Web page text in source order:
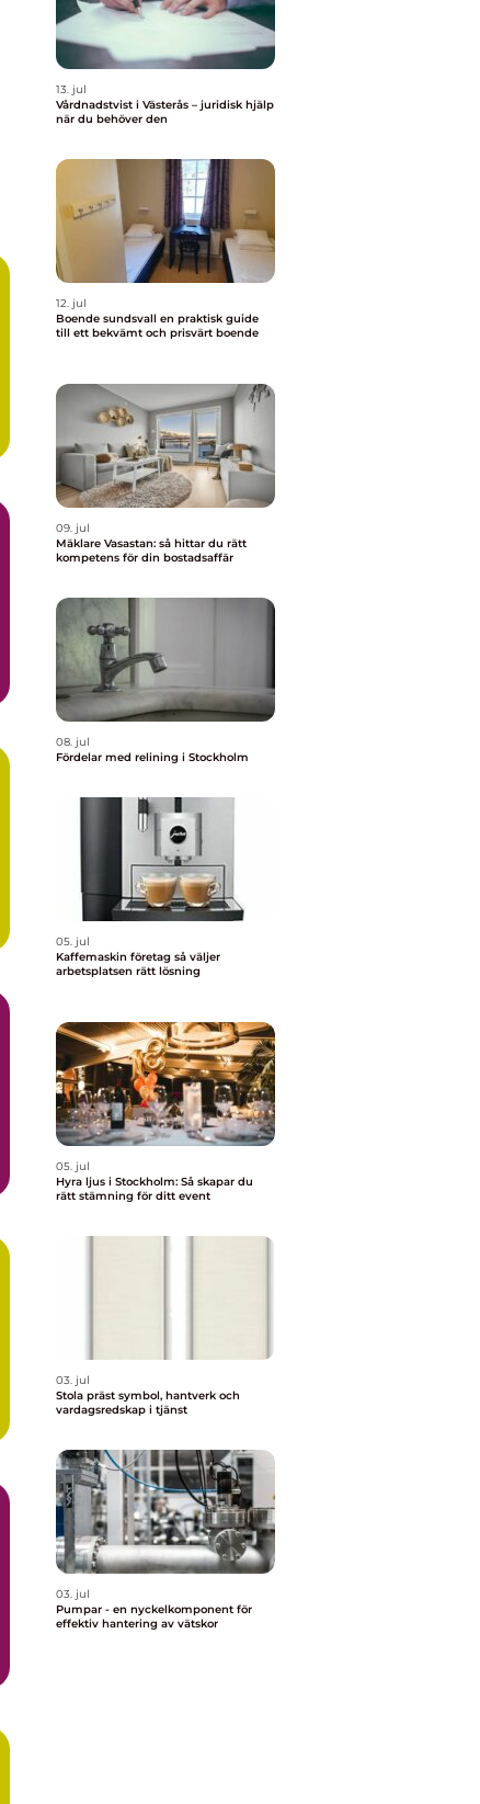
13. jul
Vårdnadstvist i Västerås – juridisk hjälp
när du behöver den
12. jul
Boende sundsvall en praktisk guide
till ett bekvämt och prisvärt boende
09. jul
Mäklare Vasastan: så hittar du rätt
kompetens för din bostadsaffär
08. jul
Fördelar med relining i Stockholm
05. jul
Kaffemaskin företag så väljer
arbetsplatsen rätt lösning
05. jul
Hyra ljus i Stockholm: Så skapar du
rätt stämning för ditt event
03. jul
Stola präst symbol, hantverk och
vardagsredskap i tjänst
03. jul
Pumpar - en nyckelkomponent för
effektiv hantering av vätskor